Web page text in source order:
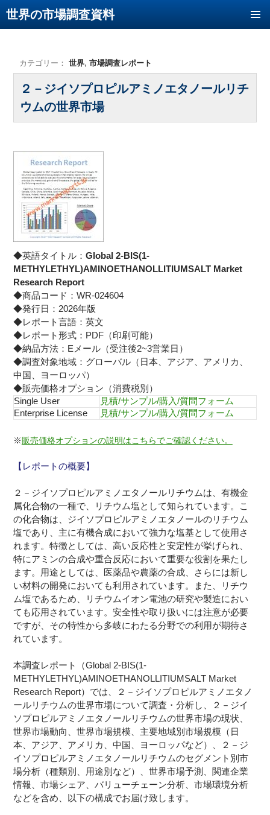
世界の市場調査資料
カテゴリー： 世界, 市場調査レポート
２－ジイソプロピルアミノエタノールリチ
ウムの世界市場
◆英語タイトル： Global 2-BIS(1-
METHYLETHYL)AMINOETHANOLLITIUMSALT Market
Research Report
◆商品コード：WR-024604
◆発行日：2026年版
◆レポート言語：英文
◆レポート形式：PDF（印刷可能）
◆納品方法：Eメール（受注後2~3営業日）
◆調査対象地域：グローバル（日本、アジア、アメリカ、
中国、ヨーロッパ）
◆販売価格オプション（消費税別）
Single User
見積/サンプル/購入/質問フォーム
Enterprise License
見積/サンプル/購入/質問フォーム
※販売価格オプションの説明はこちらでご確認ください。
【レポートの概要】
２－ジイソプロピルアミノエタノールリチウムは、有機金
属化合物の一種で、リチウム塩として知られています。こ
の化合物は、ジイソプロピルアミノエタノールのリチウム
塩であり、主に有機合成において強力な塩基として使用さ
れます。特徴としては、高い反応性と安定性が挙げられ、
特にアミンの合成や重合反応において重要な役割を果たし
ます。用途としては、医薬品や農薬の合成、さらには新し
い材料の開発においても利用されています。また、リチウ
ム塩であるため、リチウムイオン電池の研究や製造におい
ても応用されています。安全性や取り扱いには注意が必要
ですが、その特性から多岐にわたる分野での利用が期待さ
れています。
本調査レポート（Global 2-BIS(1-
METHYLETHYL)AMINOETHANOLLITIUMSALT Market
Research Report）では、２－ジイソプロピルアミノエタノ
ールリチウムの世界市場について調査・分析し、２－ジイ
ソプロピルアミノエタノールリチウムの世界市場の現状、
世界市場動向、世界市場規模、主要地域別市場規模（日
本、アジア、アメリカ、中国、ヨーロッパなど）、２－ジ
イソプロピルアミノエタノールリチウムのセグメント別市
場分析（種類別、用途別など）、世界市場予測、関連企業
情報、市場シェア、バリューチェーン分析、市場環境分析
などを含め、以下の構成でお届け致します。